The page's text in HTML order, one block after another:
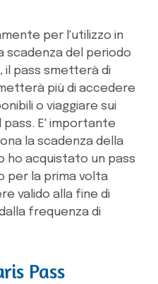
per l'utilizzo in
scadenza del periodo
il pass smetterà di
più di accedere
o viaggiare sui
pass. E' importante
la scadenza della
ho acquistato un pass
per la prima volta
valido alla fine di
frequenza di
Pass